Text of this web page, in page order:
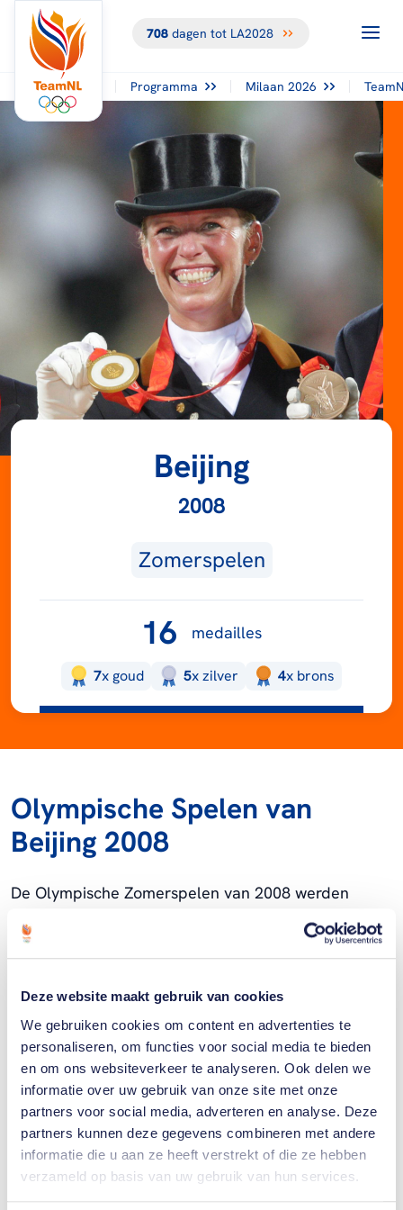
Deze website maakt gebruik van cookies
We gebruiken cookies om content en advertenties te
personaliseren, om functies voor social media te bieden
en om ons websiteverkeer te analyseren. Ook delen we
informatie over uw gebruik van onze site met onze
partners voor social media, adverteren en analyse. Deze
partners kunnen deze gegevens combineren met andere
informatie die u aan ze heeft verstrekt of die ze hebben
verzameld op basis van uw gebruik van hun services.
708dagen tot LA2028
Programma Milaan 2026
Beijing
2008
Zomerspelen
16 medailles
7x goud 5xzilver 4x brons
Olympische Spelen van
Beijing 2008
De Olympische Zomerspelen van 2008 werden
gehouden in de Chinese hoofdstad Beijing. TeamNL
haalde in totaal 16 medailles. Van de totale
Hiermee werd een 12e plek in het
medailleklassement behaald. Bekijk hier alle
medailles en resultaten van de Olympische Spelen
van Beijing in 2008.